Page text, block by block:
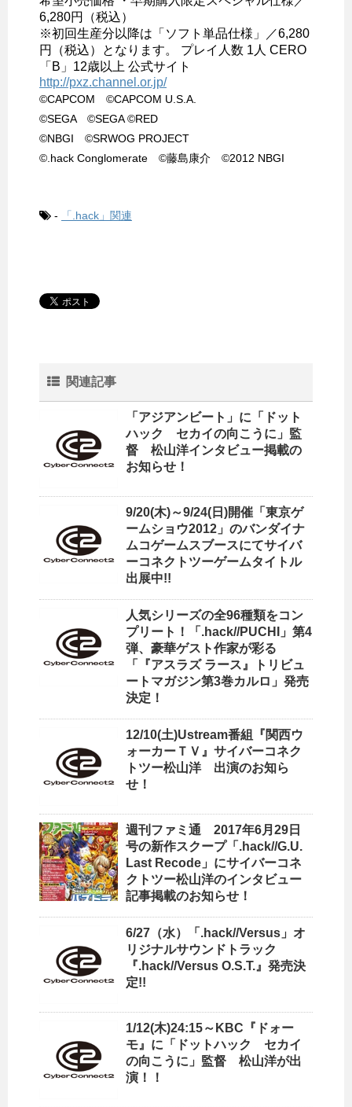
6,280円（税込）
※初回生産分以降は「ソフト単品仕様」／6,280
円（税込）となります。 プレイ人数 1人 CERO
「B」12歳以上 公式サイト
http://pxz.channel.or.jp/
©CAPCOM ©CAPCOM U.S.A.
©SEGA ©SEGA ©RED
©NBGI ©SRWOG PROJECT
©.hack Conglomerate ©藤島康介 ©2012 NBGI
- 「.hack」関連
関連記事
「アジアンビート」に「ドット
ハック セカイの向こうに」監
督 松山洋インタビュー掲載の
お知らせ！
9/20(木)～9/24(日)開催「東京ゲ
ームショウ2012」のバンダイナ
ムコゲームスブースにてサイバ
ーコネクトツーゲームタイトル
出展中!!
人気シリーズの全96種類をコン
プリート！「.hack//PUCHI」第4
弾、豪華ゲスト作家が彩る
「『アスラズ ラース』トリビュ
ートマガジン第3巻カルロ」発売
決定！
12/10(土)Ustream番組『関西ウ
ォーカーＴＶ』サイバーコネク
トツー松山洋 出演のお知ら
せ！
週刊ファミ通 2017年6月29日
号の新作スクープ「.hack//G.U.
Last Recode」にサイバーコネ
クトツー松山洋のインタビュー
記事掲載のお知らせ！
6/27（水）「.hack//Versus」オ
リジナルサウンドトラック
『.hack//Versus O.S.T.』発売決
定!!
1/12(木)24:15～KBC『ドォー
モ』に「ドットハック セカイ
の向こうに」監督 松山洋が出
演！！